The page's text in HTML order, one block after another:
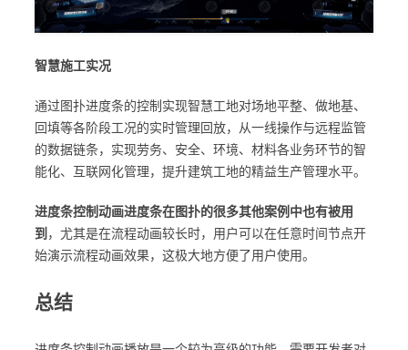
智慧施工实况
通过图扑进度条的控制实现智慧工地对场地平整、做地基、
回填等各阶段工况的实时管理回放，从一线操作与远程监管
的数据链条，实现劳务、安全、环境、材料各业务环节的智
能化、互联网化管理，提升建筑工地的精益生产管理水平。
进度条控制动画进度条在图扑的很多其他案例中也有被用
到 ，尤其是在流程动画较长时，用户可以在任意时间节点开
始演示流程动画效果，这极大地方便了用户使用。
总结